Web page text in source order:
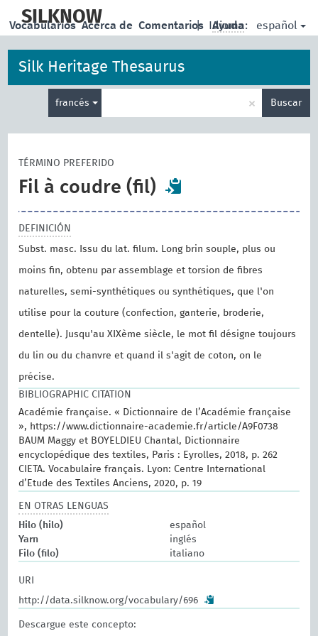
main
SILKNOW | Idioma: español
Vocabularios Acerca de Comentarios Ayuda
Silk Heritage Thesaurus
francés × Buscar
TÉRMINO PREFERIDO
Fil à coudre (fil)
DEFINICIÓN
Subst. masc. Issu du lat. filum. Long brin souple, plus ou
moins fin, obtenu par assemblage et torsion de fibres
naturelles, semi-synthétiques ou synthétiques, que l'on
utilise pour la couture (confection, ganterie, broderie,
dentelle). Jusqu'au XIXème siècle, le mot fil désigne toujours
du lin ou du chanvre et quand il s'agit de coton, on le
précise.
BIBLIOGRAPHIC CITATION
Académie française. « Dictionnaire de l’Académie française
», https://www.dictionnaire-academie.fr/article/A9F0738
BAUM Maggy et BOYELDIEU Chantal, Dictionnaire
encyclopédique des textiles, Paris : Eyrolles, 2018, p. 262
CIETA. Vocabulaire français. Lyon: Centre International
d’Etude des Textiles Anciens, 2020, p. 19
EN OTRAS LENGUAS
Hilo (hilo)
español
Yarn
inglés
Filo (filo)
italiano
URI
http://data.silknow.org/vocabulary/696
Descargue este concepto: